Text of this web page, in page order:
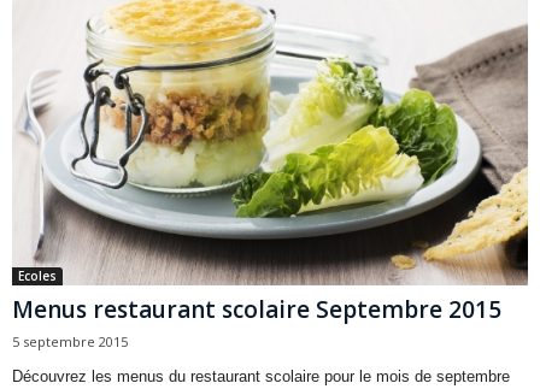
Ecoles
Menus restaurant scolaire Septembre 2015
5 septembre 2015
Découvrez les menus du restaurant scolaire pour le mois de septembre